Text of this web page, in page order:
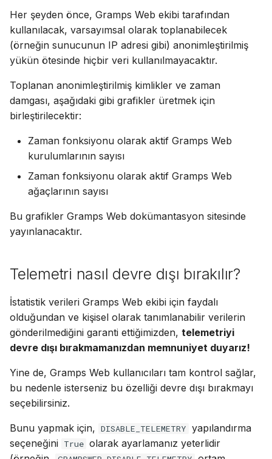
Her şeyden önce, Gramps Web ekibi tarafından
kullanılacak, varsayımsal olarak toplanabilecek
(örneğin sunucunun IP adresi gibi) anonimleştirilmiş
yükün ötesinde hiçbir veri kullanılmayacaktır.
Toplanan anonimleştirilmiş kimlikler ve zaman
damgası, aşağıdaki gibi grafikler üretmek için
birleştirilecektir:
Zaman fonksiyonu olarak aktif Gramps Web
kurulumlarının sayısı
Zaman fonksiyonu olarak aktif Gramps Web
ağaçlarının sayısı
Bu grafikler Gramps Web dokümantasyon sitesinde
yayınlanacaktır.
Telemetri nasıl devre dışı bırakılır?
İstatistik verileri Gramps Web ekibi için faydalı
olduğundan ve kişisel olarak tanımlanabilir verilerin
gönderilmediğini garanti ettiğimizden, telemetriyi
devre dışı bırakmamanızdan memnuniyet duyarız!
Yine de, Gramps Web kullanıcıları tam kontrol sağlar,
bu nedenle isterseniz bu özelliği devre dışı bırakmayı
seçebilirsiniz.
Bunu yapmak için, DISABLE_TELEMETRY yapılandırma
seçeneğini True olarak ayarlamanız yeterlidir